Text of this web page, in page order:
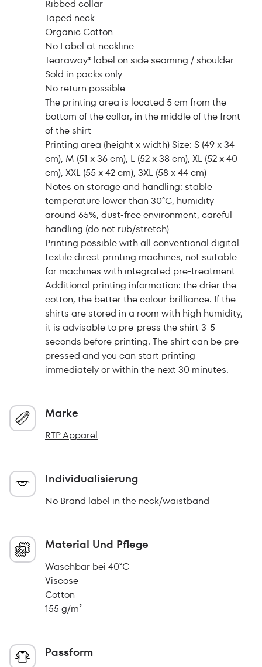
Ribbed collar
Taped neck
Organic Cotton
No Label at neckline
Tearaway® label on side seaming / shoulder
Sold in packs only
No return possible
The printing area is located 5 cm from the
bottom of the collar, in the middle of the front
of the shirt
Printing area (height x width) Size: S (49 x 34
cm), M (51 x 36 cm), L (52 x 38 cm), XL (52 x 40
cm), XXL (55 x 42 cm), 3XL (58 x 44 cm)
Notes on storage and handling: stable
temperature lower than 30°C, humidity
around 65%, dust-free environment, careful
handling (do not rub/stretch)
Printing possible with all conventional digital
textile direct printing machines, not suitable
for machines with integrated pre-treatment
Additional printing information: the drier the
cotton, the better the colour brilliance. If the
shirts are stored in a room with high humidity,
it is advisable to pre-press the shirt 3-5
seconds before printing. The shirt can be pre-
pressed and you can start printing
immediately or within the next 30 minutes.
Marke
RTP Apparel
Individualisierung
No Brand label in the neck/waistband
Material Und Pflege
Waschbar bei 40°C
Viscose
Cotton
155 g/m²
Passform